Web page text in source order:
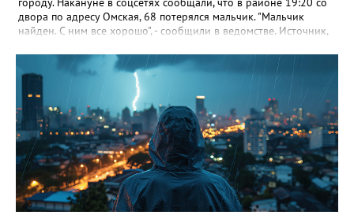
двора по адресу Омская, 68 потерялся мальчик. "Мальчик
найден. С ним все хорошо", - сообщили в ведомстве. Источник,
издания, что мальчик просто заблудился. По словам
собеседника, ребенок гулял с сестрой, в какой-то момент она
отвлеклась, а он убежал от нее. "Мальчик гулял, пытаясь найти
дом, но не смог. Затем его нашли прохожие и позвонили в
полицию", - добавил источник.